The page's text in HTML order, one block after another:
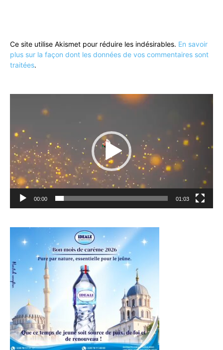
Ce site utilise Akismet pour réduire les indésirables. En savoir
plus sur la façon dont les données de vos commentaires sont
traitées.
00:00 01:03